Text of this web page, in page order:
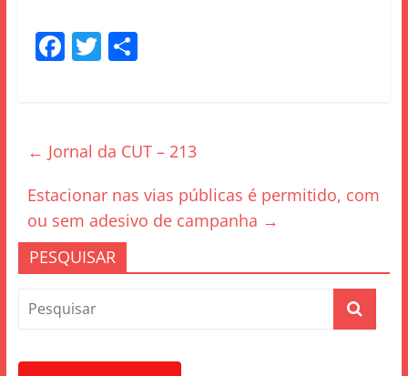
F
b
o
o
k
T S
← Jornal da CUT – 213
Estacionar nas vias públicas é permitido, com
ou sem adesivo de campanha →
PESQUISAR